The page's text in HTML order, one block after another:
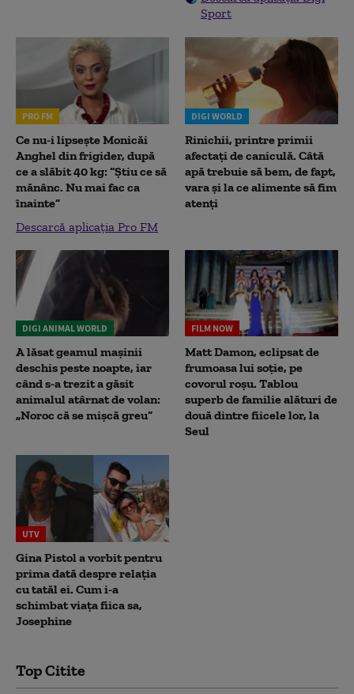
Sport
PRO FM
Ce nu-i lipsește Monicăi
Anghel din frigider, după
ce a slăbit 40 kg: “Știu ce să
mănânc. Nu mai fac ca
înainte”
Descarcă aplicația Pro FM
DIGI WORLD
Rinichii, printre primii
afectați de caniculă. Câtă
apă trebuie să bem, de fapt,
vara și la ce alimente să fim
atenți
DIGI ANIMAL WORLD
A lăsat geamul mașinii
deschis peste noapte, iar
când s-a trezit a găsit
animalul atârnat de volan:
„Noroc că se mișcă greu”
FILM NOW
Matt Damon, eclipsat de
frumoasa lui soție, pe
covorul roșu. Tablou
superb de familie alături de
două dintre fiicele lor, la
Seul
UTV
Gina Pistol a vorbit pentru
prima dată despre relația
cu tatăl ei. Cum i-a
schimbat viața fiica sa,
Josephine
Top Citite